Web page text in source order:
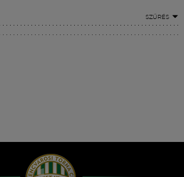
SZŰRÉS